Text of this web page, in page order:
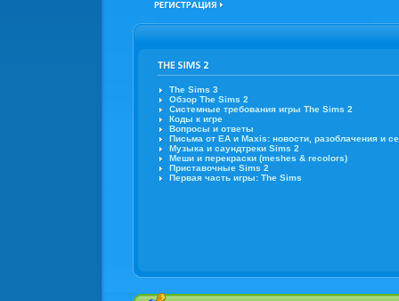
The Sims 3
Обзор The Sims 2
Системные требования игры The Sims 2
Коды к игре
Вопросы и ответы
Письма от EA и Maxis: новости, разоблачения и
Музыка и саундтреки Sims 2
Меши и перекраски (meshes & recolors)
Приставочные Sims 2
Первая часть игры: The Sims